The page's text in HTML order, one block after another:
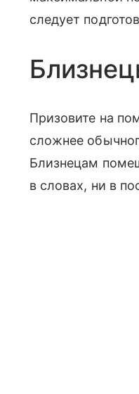
следует
Призовите на
сложнее
Близнецам
в словах, ни в